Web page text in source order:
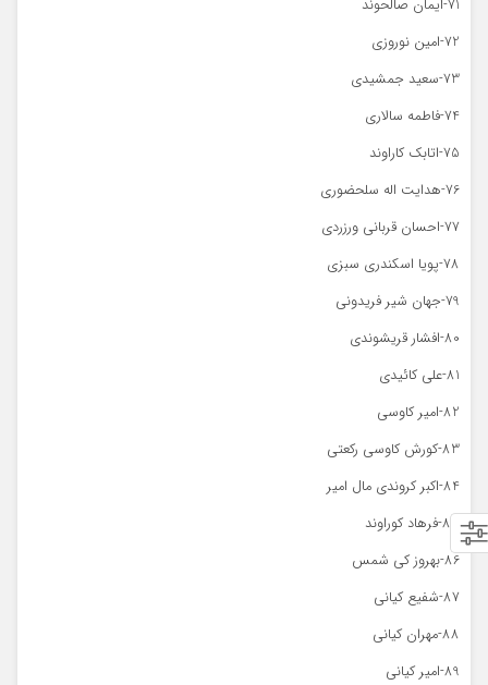
71-ایمان صالحوند
72-امین نوروزی
73-سعید جمشیدی
74-فاطمه سالاری
75-اتابک کاراوند
76-هدایت اله سلحضوری
77-احسان قربانی ورزردی
78-پویا اسکندری سبزی
79-جهان شیر فریدونی
80-افشار قریشوندی
81-علی کائیدی
82-امیر کاوسی
83-کورش کاوسی رکعتی
84-اکبر کروندی مال امیر
85-فرهاد کوراوند
86-بهروز کی شمس
87-شفیع کیانی
88-مهران کیانی
89-امیر کیانی